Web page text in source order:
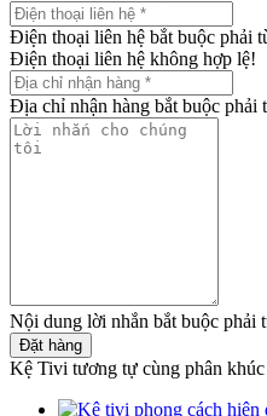
Điện thoại liên hệ bắt buộc phải
Điện thoại liên hệ không hợp lệ!
Địa chỉ nhận hàng bắt buộc phải
Nội dung lời nhắn bắt buộc phải
Đặt hàng
Kệ Tivi tương tự cùng phân khúc